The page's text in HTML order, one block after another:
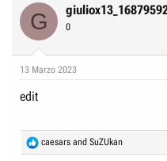
G 0
13 Marzo 2023
edit
R
e
caesars and SuZUkan